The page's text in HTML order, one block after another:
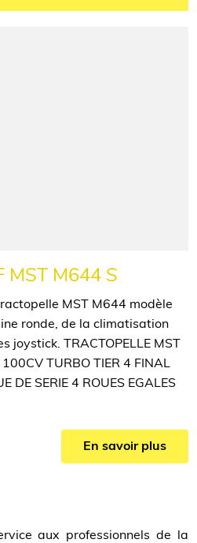
MST M644 S
MST M644 modèle
ronde, de la climatisation
joystick. TRACTOPELLE MST
TURBO TIER 4 FINAL
DE SERIE 4 ROUES EGALES
En savoir plus
aux professionnels de la